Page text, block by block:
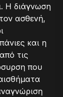
Η διάγνωση
ασθενή,
και η
τις
που